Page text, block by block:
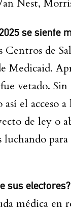
Nest,
se siente
de
Medicaid.
vetado.
el acceso
de ley o
sus electores?
médica en